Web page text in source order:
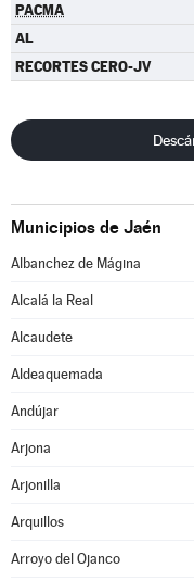
PACMA
AL
RECORTES CERO-JV
Municipios de Jaén
Albanchez de Mágina
Alcalá la Real
Alcaudete
Aldeaquemada
Andújar
Arjona
Arjonilla
Arquillos
Arroyo del Ojanco